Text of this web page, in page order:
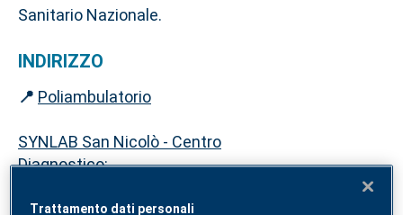
Sanitario Nazionale.
INDIRIZZO
📍 Poliambulatorio
SYNLAB San Nicolò - Centro
Diagnostico:
Corso Carlo Alberto, 76 -
Trattamento dati personali